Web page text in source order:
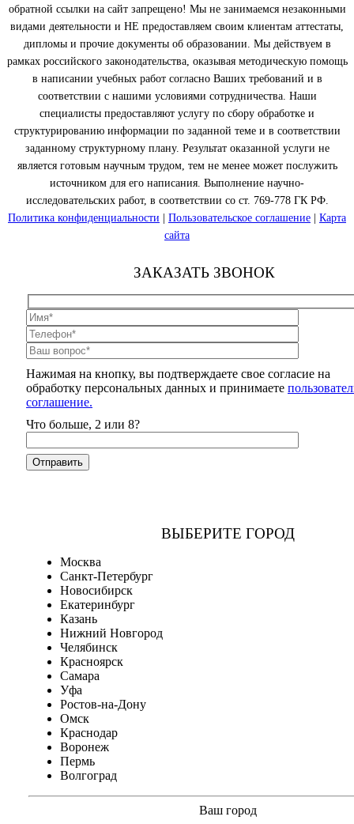
обратной ссылки на сайт запрещено! Мы не занимаемся незаконными
видами деятельности и НЕ предоставляем своим клиентам аттестаты,
дипломы и прочие документы об образовании. Мы действуем в
рамках российского законодательства, оказывая методическую помощь
в написании учебных работ согласно Ваших требований и в
соответствии с нашими условиями сотрудничества. Наши
специалисты предоставляют услугу по сбору обработке и
структурированию информации по заданной теме и в соответствии
заданному структурному плану. Результат оказанной услуги не
является готовым научным трудом, тем не менее может послужить
источником для его написания. Выполнение научно-
исследовательских работ, в соответствии со ст. 769-778 ГК РФ.
Политика конфиденциальности | Пользовательское соглашение | Карта
сайта
ЗАКАЗАТЬ ЗВОНОК
Нажимая на кнопку, вы подтверждаете свое согласие на
обработку персональных данных и принимаете
соглашение.
Что больше, 2 или 8?
ВЫБЕРИТЕ ГОРОД
Москва
Санкт-Петербург
Новосибирск
Екатеринбург
Казань
Нижний Новгород
Челябинск
Красноярск
Самара
Уфа
Ростов-на-Дону
Омск
Краснодар
Воронеж
Пермь
Волгоград
Ваш город